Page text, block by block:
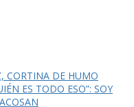
CORTINA DE HUMO
ES TODO ESO”: SOY